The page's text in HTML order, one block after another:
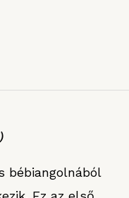
bébiangolnából